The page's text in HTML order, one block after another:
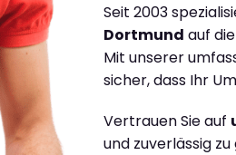
Seit 2003
Dortmund auf
Mit unserer
sicher, dass Ihr
Vertrauen Sie auf
und zuverlässig